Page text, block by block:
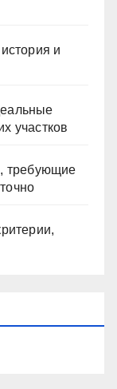
и
участков
требующие